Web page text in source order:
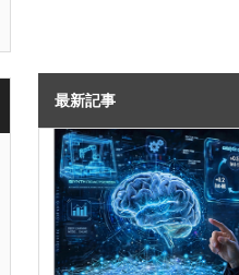
最新記事